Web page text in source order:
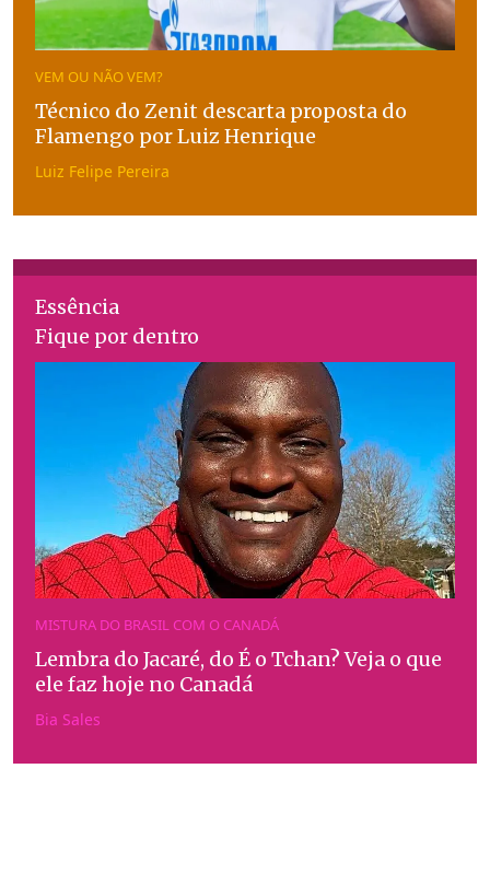
VEM OU NÃO VEM?
Técnico do Zenit descarta proposta do
Flamengo por Luiz Henrique
Luiz Felipe Pereira
Essência
Fique por dentro
MISTURA DO BRASIL COM O CANADÁ
Lembra do Jacaré, do É o Tchan? Veja o que
ele faz hoje no Canadá
Bia Sales